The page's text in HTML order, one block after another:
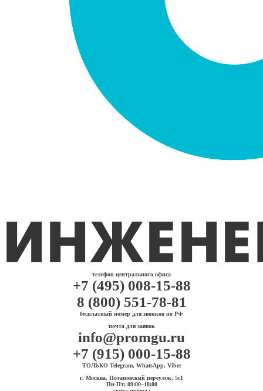
телефон центрального офиса
+7 (495) 008-15-88
8 (800) 551-78-81
бесплатный номер для звонков по РФ
почта для заявок
info@promgu.ru
+7 (915) 000-15-88
ТОЛЬКО Telegram, WhatsApp, Viber
г. Москва, Потаповский переулок, 5с1
Пн-Пт: 09:00–18:00